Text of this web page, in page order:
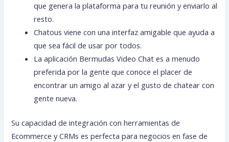
que genera la plataforma para tu reunión y enviarlo al
resto.
Chatous viene con una interfaz amigable que ayuda a
que sea fácil de usar por todos.
La aplicación Bermudas Video Chat es a menudo
preferida por la gente que conoce el placer de
encontrar un amigo al azar y el gusto de chatear con
gente nueva.
Su capacidad de integración con herramientas de
Ecommerce y CRMs es perfecta para negocios en fase de